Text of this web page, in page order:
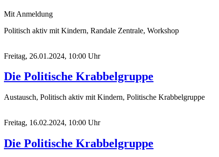
Mit Anmeldung
Politisch aktiv mit Kindern, Randale Zentrale, Workshop
Freitag, 26.01.2024, 10:00 Uhr
Die Politische Krabbelgruppe
Austausch, Politisch aktiv mit Kindern, Politische Krabbelgruppe
Freitag, 16.02.2024, 10:00 Uhr
Die Politische Krabbelgruppe